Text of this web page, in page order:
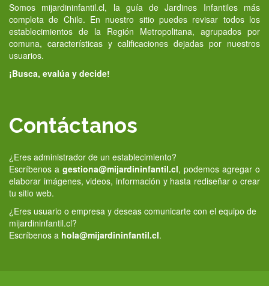
Somos mijardininfantil.cl, la guía de Jardines Infantiles más
completa de Chile. En nuestro sitio puedes revisar todos los
establecimientos de la Región Metropolitana, agrupados por
comuna, características y calificaciones dejadas por nuestros
usuarios.
¡Busca, evalúa y decide!
Contáctanos
¿Eres administrador de un establecimiento?
Escríbenos a gestiona@mijardininfantil.cl, podemos agregar o
elaborar imágenes, videos, información y hasta rediseñar o crear
tu sitio web.
¿Eres usuario o empresa y deseas comunicarte con el equipo de
mijardininfantil.cl?
Escríbenos a hola@mijardininfantil.cl.